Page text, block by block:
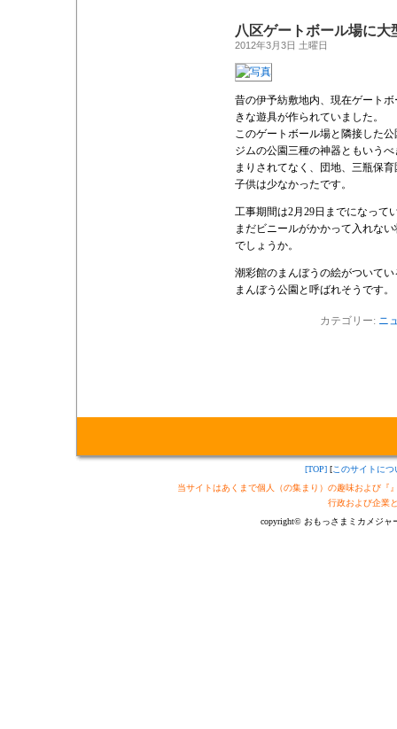
八区ゲートボール場に大
2012年3月3日 土曜日
昔の伊予紡敷地内、現在ゲート
きな遊具が作られていました。
このゲートボール場と隣接した
ジムの公園三種の神器ともいう
まりされてなく、団地、三瓶保
子供は少なかったです。
工事期間は2月29日までになって
まだビニールがかかって入れな
でしょうか。
潮彩館のまんぼうの絵がついて
まんぼう公園と呼ばれそうです。
カテゴリー: ニ
[TOP] [このサイトにつ
当サイトはあくまで個人（の集まり）の趣味および『
行政および企業
copyright© おもっさまミカメジャ